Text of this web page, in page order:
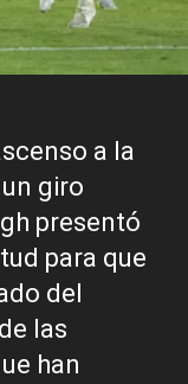
a la
giro
presentó
para que
del
las
han